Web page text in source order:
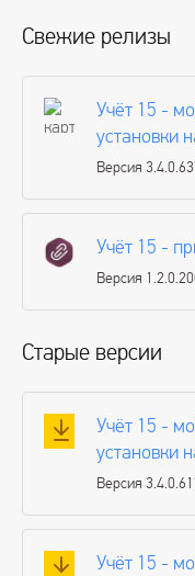
Свежие релизы
Учёт 15 -
установки
Версия
Учёт 15 -
Версия
Старые версии
Учёт 15 -
установки
Версия
Учёт 15 -